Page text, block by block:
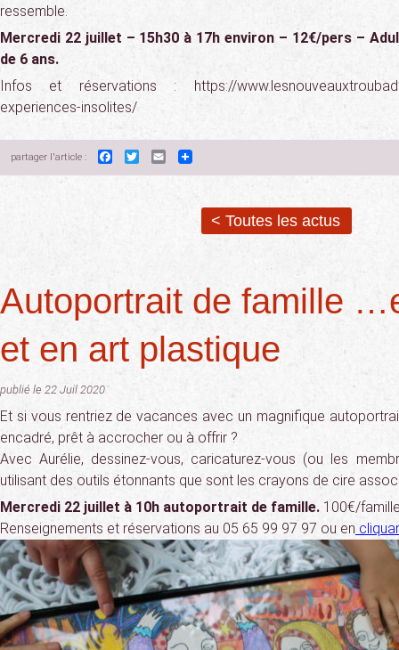
ressemble.
Mercredi 22 juillet – 15h30 à 17h environ – 12€/pers –
de 6 ans.
Infos et réservations : https://
experiences-insolites/
partager l'article : Facebook
TwitterEmail
< Toutes les actus
Autoportrait de famille
et en art plastique
publié le 22 Juil 2020
Et si vous rentriez de vacances avec un magnifique
encadré, prêt à accrocher ou à offrir ?
Avec Aurélie, dessinez-vous, caricaturez-vous (ou les
utilisant des outils étonnants que sont les crayons de cire
Mercredi 22 juillet à 10h autoportrait de famille. 100€/
Renseignements et réservations au 05 65 99 97 97 ou en